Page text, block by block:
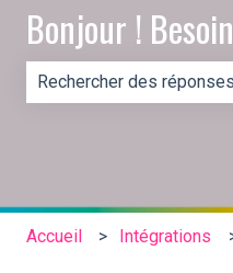
Bonjour !
Il n'y a aucune
Accueil Intégrations